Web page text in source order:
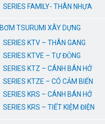
SERIES FAMILY- THÂN NHỰA
BƠM TSURUMI XÂY DỰNG
SERIES KTV – THÂN GANG
SERIES KTVE – TỰ ĐỘNG
SERIES KTZ – CÁNH BÁN HỞ
SERIES KTZE – CÓ CẢM BIẾN
SERIES KRS – CÁNH BÁN HỞ
SERIES KRS – TIẾT KIỆM ĐIỆN